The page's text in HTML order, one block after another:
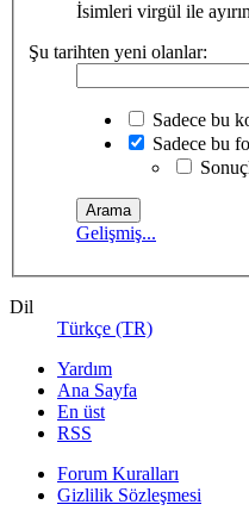
İsimleri virgül ile
Şu tarihten yeni olanlar:
Sadece bu
Sadece bu
Gelişmiş...
Dil
Türkçe (TR)
Yardım
Ana Sayfa
En üst
RSS
Forum Kuralları
Gizlilik Sözleşmesi